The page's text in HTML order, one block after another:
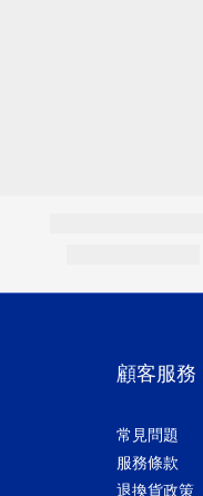
顧客服務
常見問題
服務條款
退換貨政策